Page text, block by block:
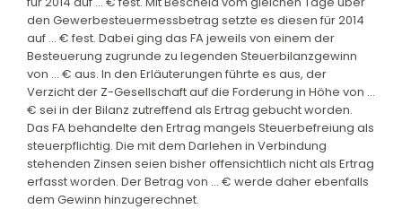
den Gewerbesteuermessbetrag setzte es diesen für 2014
auf ... € fest. Dabei ging das FA jeweils von einem der
Besteuerung zugrunde zu legenden Steuerbilanzgewinn
von ... € aus. In den Erläuterungen führte es aus, der
Verzicht der Z-Gesellschaft auf die Forderung in Höhe von ...
€ sei in der Bilanz zutreffend als Ertrag gebucht worden.
Das FA behandelte den Ertrag mangels Steuerbefreiung als
steuerpflichtig. Die mit dem Darlehen in Verbindung
stehenden Zinsen seien bisher offensichtlich nicht als Ertrag
erfasst worden. Der Betrag von ... € werde daher ebenfalls
dem Gewinn hinzugerechnet.